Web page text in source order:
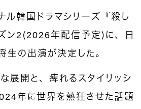
韓国ドラマシリーズ『殺し
ン2（2026年配信予定）に、日
生の出演が決定した。
展開と、痺れるスタイリッシ
年に世界を熱狂させた話題